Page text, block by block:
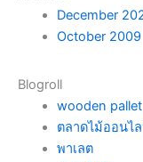
December
October 2009
Blogroll
wooden pallet
ตลาดไม้ออนไ
พาเลต